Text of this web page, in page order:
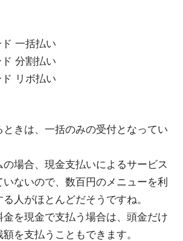
一括払い
分割払い
リボ払い
きは、一括のみの受付となってい
の場合、現金支払いによるサービス
ないので、数百円のメニューを利
人がほとんどだそうですね。
を現金で支払う場合は、頭金だけ
を支払うこともできます。